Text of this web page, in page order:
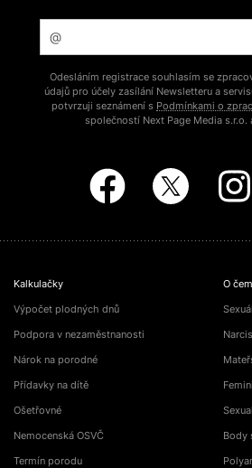
Odesláním registrace souhlasím se
údajů pro účely zasílání Newsletteru a
potvrzuji seznámení s Podmínkami o
společností Next Page Media s.r.o.
Kalkulačky
Výpočet plodných dnů
Podpora v nezaměstnanosti
Nárok na porodné
Přídavky na dítě
Ošetřovné
Nemocenská OSVČ
Termín porodu
O
Body